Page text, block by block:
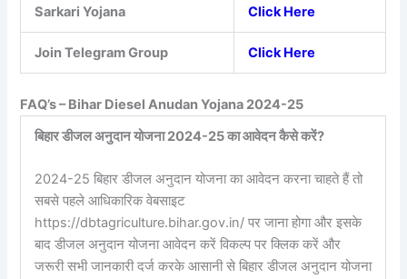
Sarkari Yojana Click Here
Join Telegram Group Click Here
FAQ’s – Bihar Diesel Anudan Yojana 2024-25
बिहार डीजल अनुदान योजना 2024-25 का आवेदन कैसे करें?
2024-25 बिहार डीजल अनुदान योजना का आवेदन करना चाहते हैं तो
सबसे पहले आधिकारिक वेबसाइट
https://dbtagriculture.bihar.gov.in/ पर जाना होगा और इसके
बाद डीजल अनुदान योजना आवेदन करें विकल्प पर क्लिक करें और
जरूरी सभी जानकारी दर्ज करके आसानी से बिहार डीजल अनुदान योजना